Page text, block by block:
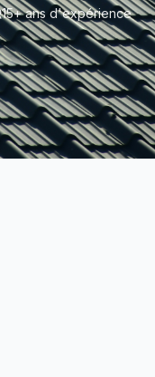
15+ ans d'expérience